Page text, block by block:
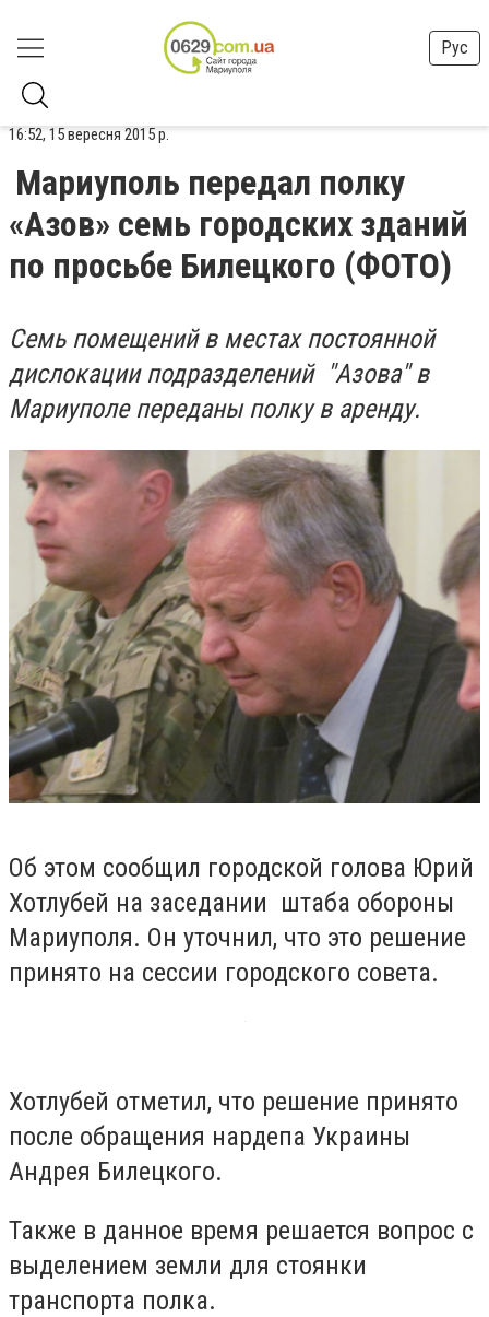
Рус
16:52, 15 вересня 2015 р.
Мариуполь передал полку
«Азов» семь городских зданий
по просьбе Билецкого (ФОТО)
Семь помещений в местах постоянной
дислокации подразделений "Азова" в
Мариуполе переданы полку в аренду.
Об этом сообщил городской голова Юрий
Хотлубей на заседании штаба обороны
Мариуполя. Он уточнил, что это решение
принято на сессии городского совета.
Хотлубей отметил, что решение принято
после обращения нардепа Украины
Андрея Билецкого.
Также в данное время решается вопрос с
выделением земли для стоянки
транспорта полка.